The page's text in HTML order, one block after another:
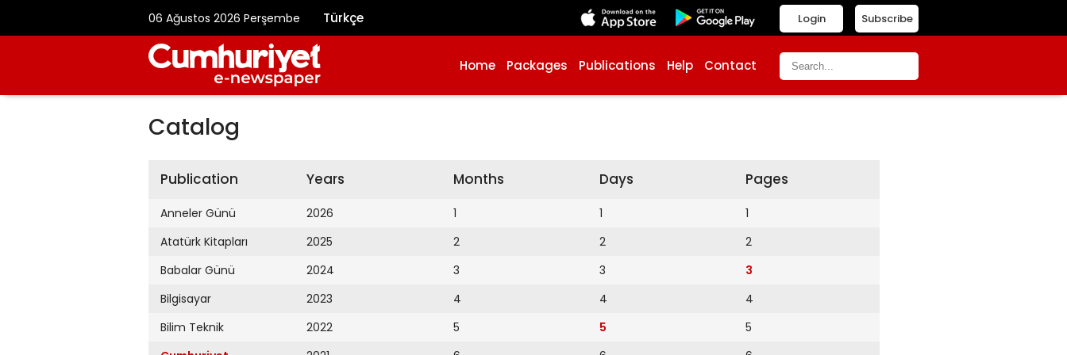
06 Ağustos 2026 Perşembe Türkçe Subscribe
Login
Home Packages Publications Help Contact
Catalog
Publication
Anneler Günü
Atatürk Kitapları
Babalar Günü
Bilgisayar
Bilim Teknik
Years
2026
2025
2024
2023
2022
Months
1
2
3
4
5
Days
1
2
3
4
5
Pages
1
2
3
4
5